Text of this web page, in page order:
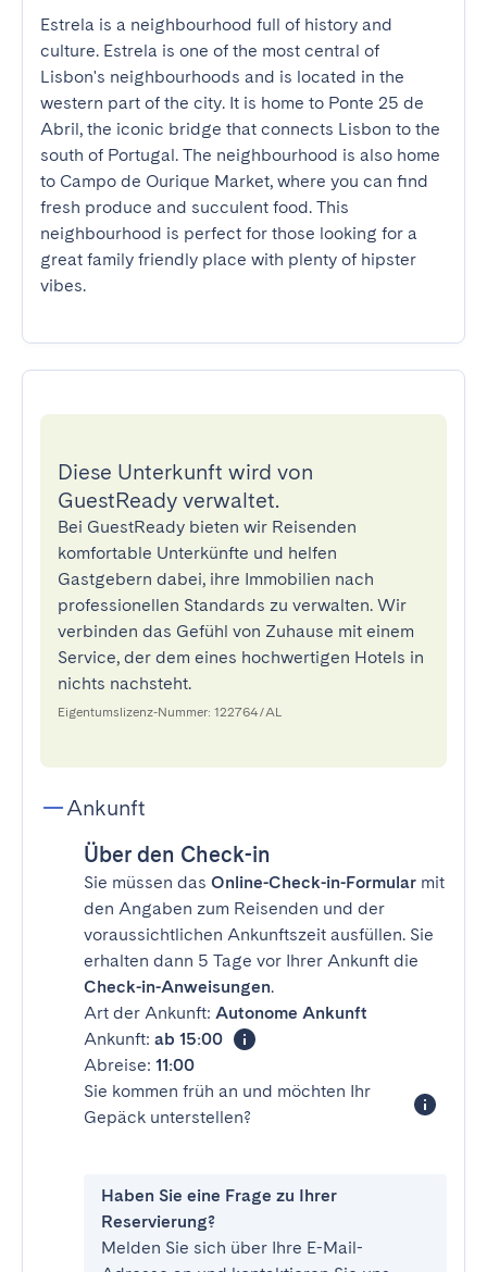
Estrela is a neighbourhood full of history and
culture. Estrela is one of the most central of
Lisbon's neighbourhoods and is located in the
western part of the city. It is home to Ponte 25 de
Abril, the iconic bridge that connects Lisbon to the
south of Portugal. The neighbourhood is also home
to Campo de Ourique Market, where you can find
fresh produce and succulent food. This
neighbourhood is perfect for those looking for a
great family friendly place with plenty of hipster
vibes.
Diese Unterkunft wird von
GuestReady verwaltet.
Bei GuestReady bieten wir Reisenden
komfortable Unterkünfte und helfen
Gastgebern dabei, ihre Immobilien nach
professionellen Standards zu verwalten. Wir
verbinden das Gefühl von Zuhause mit einem
Service, der dem eines hochwertigen Hotels in
nichts nachsteht.
Eigentumslizenz-Nummer: 122764/AL
Ankunft
Über den Check-in
Sie müssen das Online-Check-in-Formular mit
den Angaben zum Reisenden und der
voraussichtlichen Ankunftszeit ausfüllen. Sie
erhalten dann 5 Tage vor Ihrer Ankunft die
Check-in-Anweisungen.
Art der Ankunft: Autonome Ankunft
Ankunft: ab 15:00
Abreise: 11:00
Sie kommen früh an und möchten Ihr
Gepäck unterstellen?
Haben Sie eine Frage zu Ihrer
Reservierung?
Melden Sie sich über Ihre E-Mail-